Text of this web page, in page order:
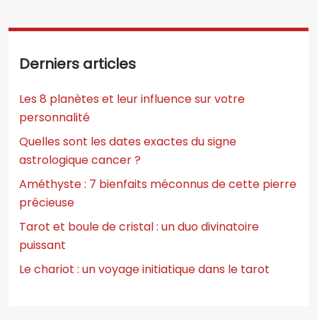
Derniers articles
Les 8 planètes et leur influence sur votre
personnalité
Quelles sont les dates exactes du signe
astrologique cancer ?
Améthyste : 7 bienfaits méconnus de cette pierre
précieuse
Tarot et boule de cristal : un duo divinatoire
puissant
Le chariot : un voyage initiatique dans le tarot